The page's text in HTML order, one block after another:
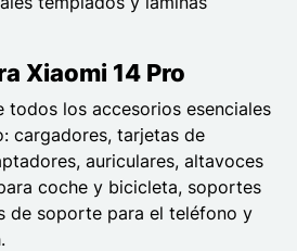
Xiaomi 14 Pro
todos los accesorios esenciales
cargadores, tarjetas de
auriculares, altavoces
coche y bicicleta, soportes
de soporte para el teléfono y